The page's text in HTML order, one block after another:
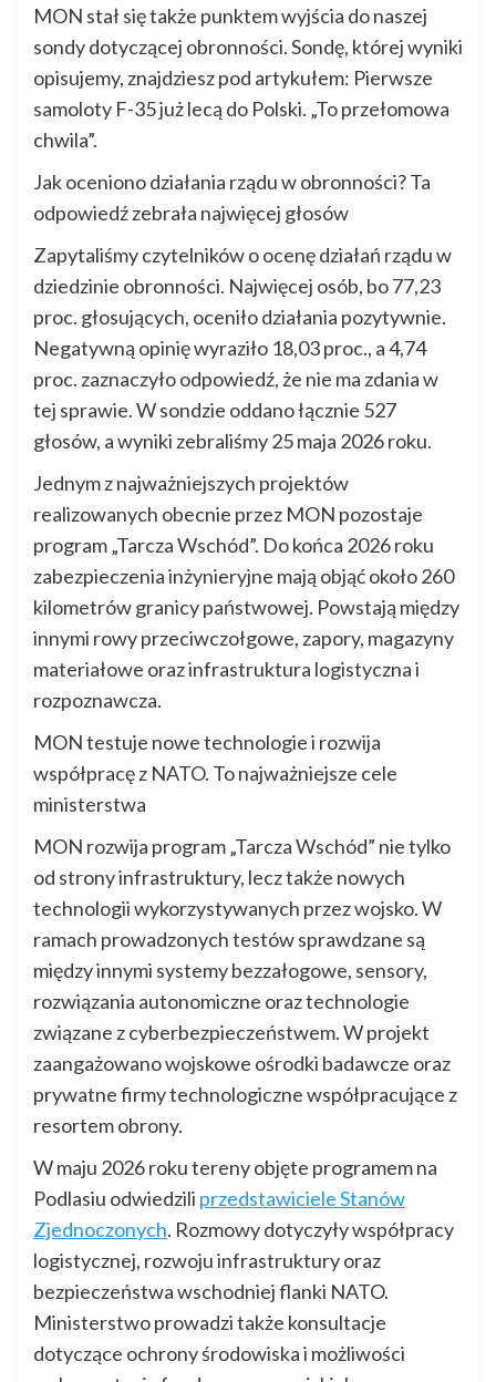
MON stał się także punktem wyjścia do naszej
sondy dotyczącej obronności. Sondę, której wyniki
opisujemy, znajdziesz pod artykułem: Pierwsze
samoloty F-35 już lecą do Polski. „To przełomowa
chwila”.
Jak oceniono działania rządu w obronności? Ta
odpowiedź zebrała najwięcej głosów
Zapytaliśmy czytelników o ocenę działań rządu w
dziedzinie obronności. Najwięcej osób, bo 77,23
proc. głosujących, oceniło działania pozytywnie.
Negatywną opinię wyraziło 18,03 proc., a 4,74
proc. zaznaczyło odpowiedź, że nie ma zdania w
tej sprawie. W sondzie oddano łącznie 527
głosów, a wyniki zebraliśmy 25 maja 2026 roku.
Jednym z najważniejszych projektów
realizowanych obecnie przez MON pozostaje
program „Tarcza Wschód”. Do końca 2026 roku
zabezpieczenia inżynieryjne mają objąć około 260
kilometrów granicy państwowej. Powstają między
innymi rowy przeciwczołgowe, zapory, magazyny
materiałowe oraz infrastruktura logistyczna i
rozpoznawcza.
MON testuje nowe technologie i rozwija
współpracę z NATO. To najważniejsze cele
ministerstwa
MON rozwija program „Tarcza Wschód” nie tylko
od strony infrastruktury, lecz także nowych
technologii wykorzystywanych przez wojsko. W
ramach prowadzonych testów sprawdzane są
między innymi systemy bezzałogowe, sensory,
rozwiązania autonomiczne oraz technologie
związane z cyberbezpieczeństwem. W projekt
zaangażowano wojskowe ośrodki badawcze oraz
prywatne firmy technologiczne współpracujące z
resortem obrony.
W maju 2026 roku tereny objęte programem na
Podlasiu odwiedzili przedstawiciele Stanów
Zjednoczonych. Rozmowy dotyczyły współpracy
logistycznej, rozwoju infrastruktury oraz
bezpieczeństwa wschodniej flanki NATO.
Ministerstwo prowadzi także konsultacje
dotyczące ochrony środowiska i możliwości